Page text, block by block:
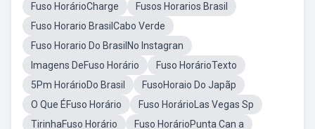
Fuso HorárioCharge
Fusos Horarios Brasil
Fuso Horario BrasilCabo Verde
Fuso Horario Do BrasilNo Instagran
Imagens DeFuso Horário
Fuso HorárioTexto
5Pm HorárioDo Brasil
FusoHoraio Do Japãp
O Que ÉFuso Horário
Fuso HorárioLas Vegas Sp
TirinhaFuso Horário
Fuso HorárioPunta Can a